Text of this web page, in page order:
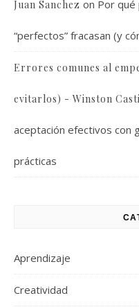
Juan Sanchez on Por
“perfectos” fracasan (y
Errores comunes al
evitarlos) - Winston
aceptación efectivos con
prácticas
Aprendizaje
Creatividad